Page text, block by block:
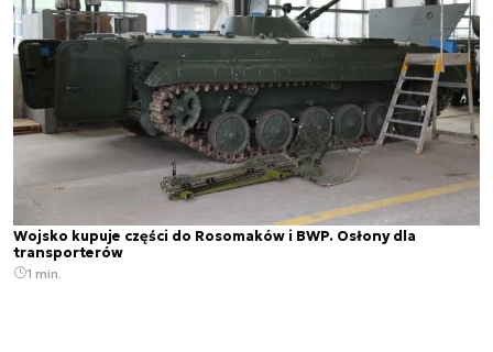
Wojsko kupuje części do Rosomaków i BWP. Osłony dla
transporterów
1 min.